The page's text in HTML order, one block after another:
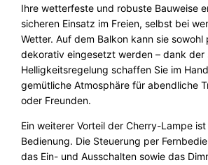
Ihre wetterfeste und robuste Bauweise
sicheren Einsatz im Freien, selbst bei
Wetter. Auf dem Balkon kann sie
dekorativ eingesetzt werden – dank der
Helligkeitsregelung schaffen Sie im
gemütliche Atmosphäre für abendliche
oder Freunden.
Ein weiterer Vorteil der Cherry-Lampe
Bedienung. Die Steuerung per
das Ein- und Ausschalten sowie das